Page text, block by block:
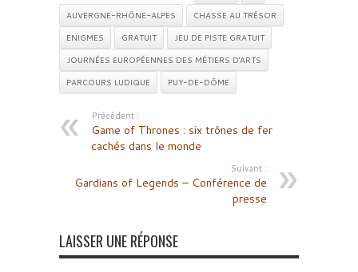
AUVERGNE-RHÔNE-ALPES
CHASSE AU TRÉSOR
ENIGMES
GRATUIT
JEU DE PISTE GRATUIT
JOURNÉES EUROPÉENNES DES MÉTIERS D'ARTS
PARCOURS LUDIQUE
PUY-DE-DÔME
Précédent :
Game of Thrones : six trônes de fer
cachés dans le monde
Suivant :
Gardians of Legends – Conférence de
presse
LAISSER UNE RÉPONSE